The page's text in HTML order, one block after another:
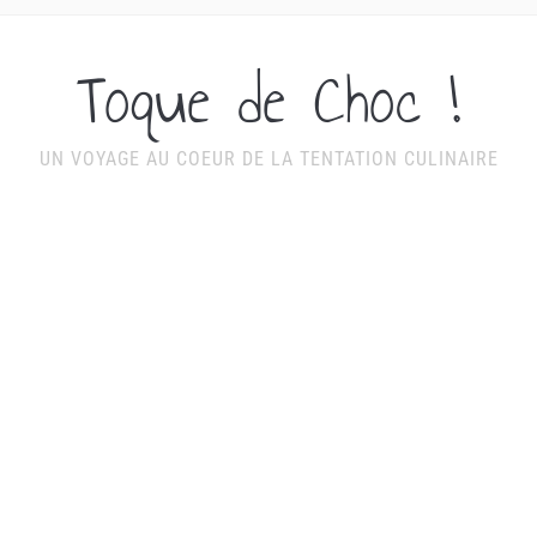
Toque de Choc !
UN VOYAGE AU COEUR DE LA TENTATION CULINAIRE